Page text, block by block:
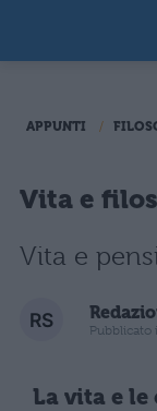
APPUNTI
Vita e
Vita e
Pubblicato
La vita e le